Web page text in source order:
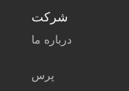
شرکت
درباره ما
پرس